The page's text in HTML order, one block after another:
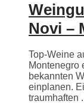
Novi –
Top-Weine
Montenegro
bekannten
einplanen.
traumhaften